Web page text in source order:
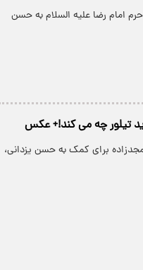
امام رضا علیه السلام به حسن
تیلور چه می کند!+ عکس
برای کمک به حسن یزدانی،